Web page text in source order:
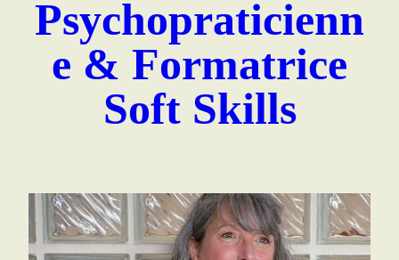
Psychopraticienn
e & Formatrice
Soft Skills